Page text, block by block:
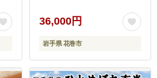
36,000円
岩手県 花巻市